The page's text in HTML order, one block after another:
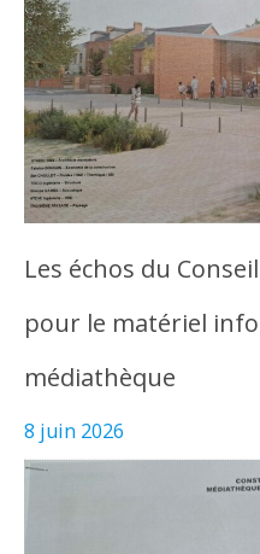
Les échos du
pour le matériel
médiathèque
8 juin 2026